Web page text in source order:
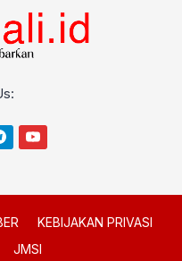
KEBIJAKAN PRIVASI
JMSI